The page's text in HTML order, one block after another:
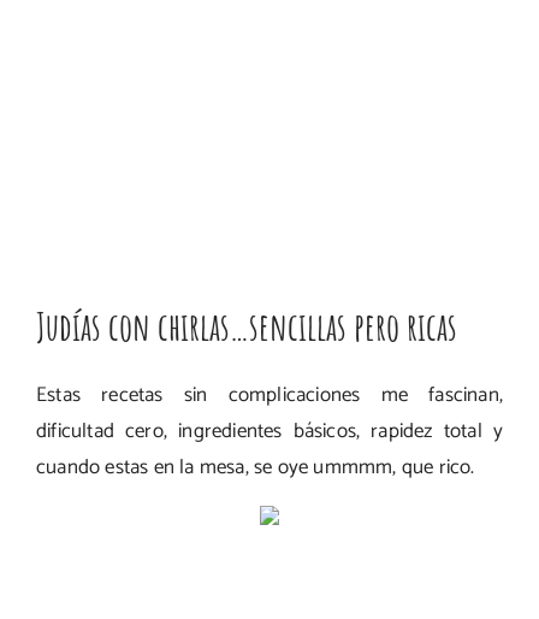
Judías con chirlas…sencillas pero ricas
Estas recetas sin complicaciones me fascinan,
dificultad cero, ingredientes básicos, rapidez total y
cuando estas en la mesa, se oye ummmm, que rico.